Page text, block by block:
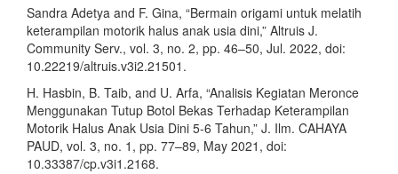
Sandra Adetya and F. Gina, “Bermain origami untuk melatih
keterampilan motorik halus anak usia dini,” Altruis J.
Community Serv., vol. 3, no. 2, pp. 46–50, Jul. 2022, doi:
10.22219/altruis.v3i2.21501.
H. Hasbin, B. Taib, and U. Arfa, “Analisis Kegiatan Meronce
Menggunakan Tutup Botol Bekas Terhadap Keterampilan
Motorik Halus Anak Usia Dini 5-6 Tahun,” J. Ilm. CAHAYA
PAUD, vol. 3, no. 1, pp. 77–89, May 2021, doi:
10.33387/cp.v3i1.2168.